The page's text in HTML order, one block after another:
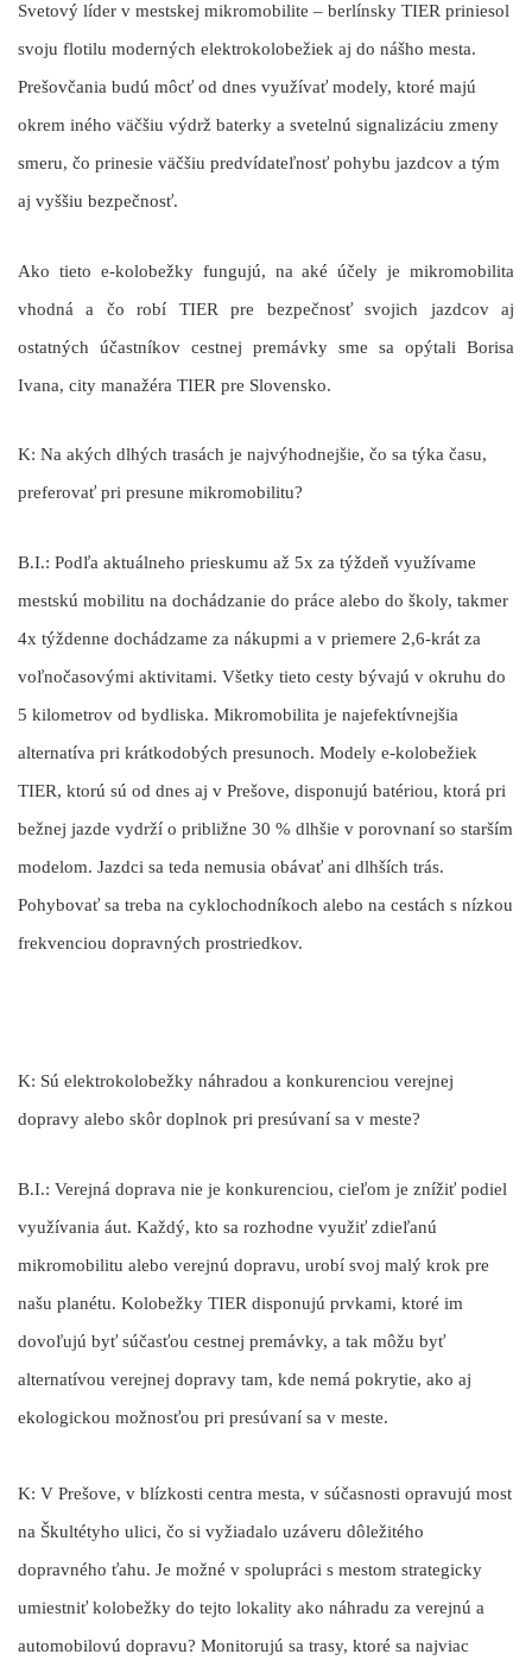
Svetový líder v mestskej mikromobilite – berlínsky TIER priniesol
svoju flotilu moderných elektrokolobežiek aj do nášho mesta.
Prešovčania budú môcť od dnes využívať modely, ktoré majú
okrem iného väčšiu výdrž baterky a svetelnú signalizáciu zmeny
smeru, čo prinesie väčšiu predvídateľnosť pohybu jazdcov a tým
aj vyššiu bezpečnosť.
Ako tieto e-kolobežky fungujú, na aké účely je mikromobilita
vhodná a čo robí TIER pre bezpečnosť svojich jazdcov aj
ostatných účastníkov cestnej premávky sme sa opýtali Borisa
Ivana, city manažéra TIER pre Slovensko.
K: Na akých dlhých trasách je najvýhodnejšie, čo sa týka času,
preferovať pri presune mikromobilitu?
B.I.: Podľa aktuálneho prieskumu až 5x za týždeň využívame
mestskú mobilitu na dochádzanie do práce alebo do školy, takmer
4x týždenne dochádzame za nákupmi a v priemere 2,6-krát za
voľnočasovými aktivitami. Všetky tieto cesty bývajú v okruhu do
5 kilometrov od bydliska. Mikromobilita je najefektívnejšia
alternatíva pri krátkodobých presunoch. Modely e-kolobežiek
TIER, ktorú sú od dnes aj v Prešove, disponujú batériou, ktorá pri
bežnej jazde vydrží o približne 30 % dlhšie v porovnaní so starším
modelom. Jazdci sa teda nemusia obávať ani dlhších trás.
Pohybovať sa treba na cyklochodníkoch alebo na cestách s nízkou
frekvenciou dopravných prostriedkov.
K: Sú elektrokolobežky náhradou a konkurenciou verejnej
dopravy alebo skôr doplnok pri presúvaní sa v meste?
B.I.: Verejná doprava nie je konkurenciou, cieľom je znížiť podiel
využívania áut. Každý, kto sa rozhodne využiť zdieľanú
mikromobilitu alebo verejnú dopravu, urobí svoj malý krok pre
našu planétu. Kolobežky TIER disponujú prvkami, ktoré im
dovoľujú byť súčasťou cestnej premávky, a tak môžu byť
alternatívou verejnej dopravy tam, kde nemá pokrytie, ako aj
ekologickou možnosťou pri presúvaní sa v meste.
K: V Prešove, v blízkosti centra mesta, v súčasnosti opravujú most
na Škultétyho ulici, čo si vyžiadalo uzáveru dôležitého
dopravného ťahu. Je možné v spolupráci s mestom strategicky
umiestniť kolobežky do tejto lokality ako náhradu za verejnú a
automobilovú dopravu? Monitorujú sa trasy, ktoré sa najviac